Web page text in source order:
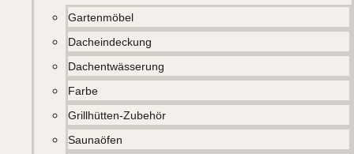
Gartenmöbel
Dacheindeckung
Dachentwässerung
Farbe
Grillhütten-Zubehör
Saunaöfen